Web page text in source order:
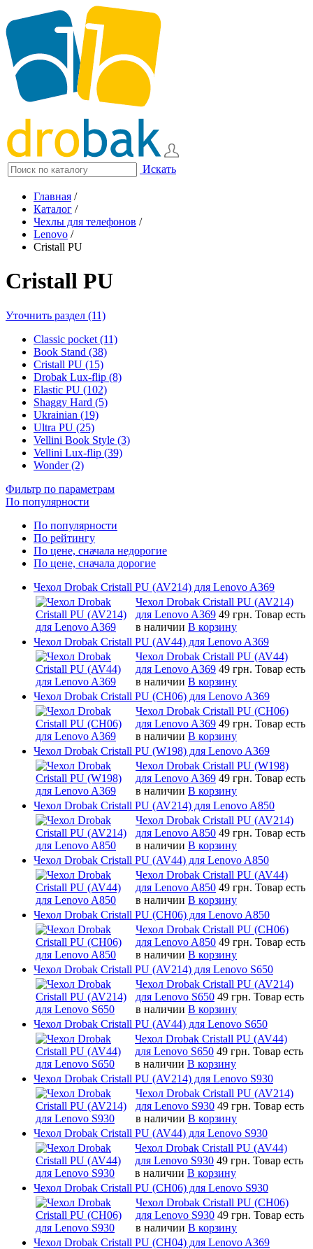
Искать
Главная /
Каталог /
Чехлы для телефонов /
Lenovo /
Cristall PU
Cristall PU
Уточнить раздел (11)
Classic pocket (11)
Book Stand (38)
Cristall PU (15)
Drobak Lux-flip (8)
Elastic PU (102)
Shaggy Hard (5)
Ukrainian (19)
Ultra PU (25)
Vellini Book Style (3)
Vellini Lux-flip (39)
Wonder (2)
Фильтр по параметрам
По популярности
По популярности
По рейтингу
По цене, сначала недорогие
По цене, сначала дорогие
Чехол Drobak Cristall PU (AV214) для Lenovo A369
Чехол Drobak Cristall PU (AV214)
для Lenovo A369 49 грн. Товар есть
в наличии В корзину
Чехол Drobak Cristall PU (AV44) для Lenovo A369
Чехол Drobak Cristall PU (AV44)
для Lenovo A369 49 грн. Товар есть
в наличии В корзину
Чехол Drobak Cristall PU (CH06) для Lenovo A369
Чехол Drobak Cristall PU (CH06)
для Lenovo A369 49 грн. Товар есть
в наличии В корзину
Чехол Drobak Cristall PU (W198) для Lenovo A369
Чехол Drobak Cristall PU (W198)
для Lenovo A369 49 грн. Товар есть
в наличии В корзину
Чехол Drobak Cristall PU (AV214) для Lenovo A850
Чехол Drobak Cristall PU (AV214)
для Lenovo A850 49 грн. Товар есть
в наличии В корзину
Чехол Drobak Cristall PU (AV44) для Lenovo A850
Чехол Drobak Cristall PU (AV44)
для Lenovo A850 49 грн. Товар есть
в наличии В корзину
Чехол Drobak Cristall PU (CH06) для Lenovo A850
Чехол Drobak Cristall PU (CH06)
для Lenovo A850 49 грн. Товар есть
в наличии В корзину
Чехол Drobak Cristall PU (AV214) для Lenovo S650
Чехол Drobak Cristall PU (AV214)
для Lenovo S650 49 грн. Товар есть
в наличии В корзину
Чехол Drobak Cristall PU (AV44) для Lenovo S650
Чехол Drobak Cristall PU (AV44)
для Lenovo S650 49 грн. Товар есть
в наличии В корзину
Чехол Drobak Cristall PU (AV214) для Lenovo S930
Чехол Drobak Cristall PU (AV214)
для Lenovo S930 49 грн. Товар есть
в наличии В корзину
Чехол Drobak Cristall PU (AV44) для Lenovo S930
Чехол Drobak Cristall PU (AV44)
для Lenovo S930 49 грн. Товар есть
в наличии В корзину
Чехол Drobak Cristall PU (CH06) для Lenovo S930
Чехол Drobak Cristall PU (CH06)
для Lenovo S930 49 грн. Товар есть
в наличии В корзину
Чехол Drobak Cristall PU (CH04) для Lenovo A369